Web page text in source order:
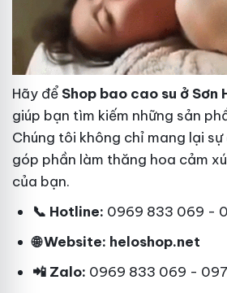
Hãy đểShop bao cao su ở Sơn
giúp bạn tìm kiếm những sản
Chúng tôi không chỉ mang lại
góp phần làm thăng hoa cảm
của bạn.
📞 Hotline: 0969 833 069 -
🌐 Website: heloshop.net
📲 Zalo: 0969 833 069 -